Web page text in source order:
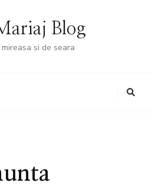
Blog
si de seara